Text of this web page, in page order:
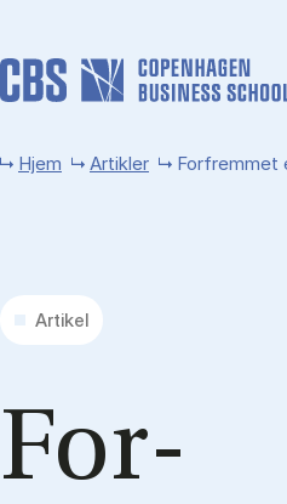
Hjem Artikler Forfremmet
Artikel
For­